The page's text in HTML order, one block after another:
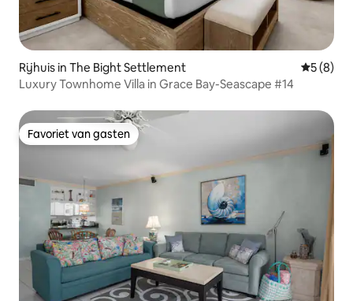
Rijhuis in The Bight Settlement
5 (8)
Luxury Townhome Villa in Grace Bay-Seascape #14
Favoriet van gasten
Favoriet van gasten